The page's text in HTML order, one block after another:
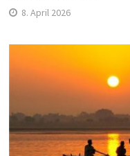
8. April 2026